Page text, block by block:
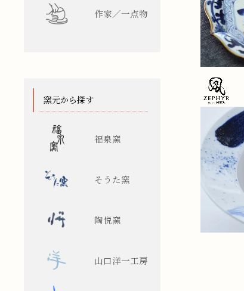
作家／一点物
窯元から探す
福泉窯
そうた窯
陶悦窯
山口洋一工房